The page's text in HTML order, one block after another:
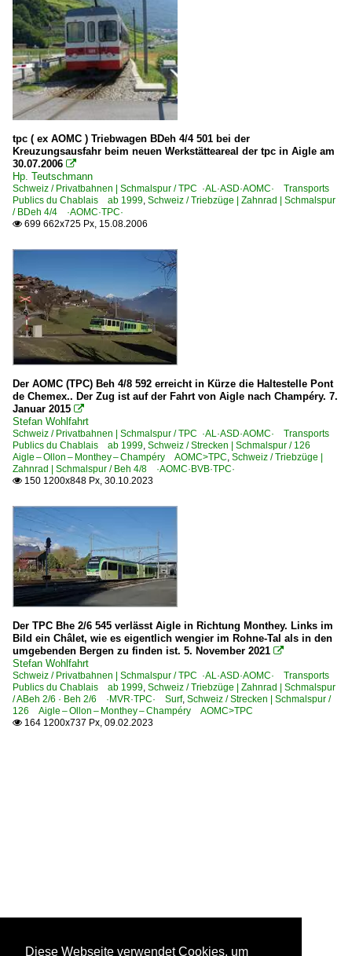
tpc ( ex AOMC ) Triebwagen BDeh 4/4 501 bei der
Kreuzungsausfahr beim neuen Werkstätteareal der tpc in Aigle am
30.07.2006 
Hp. Teutschmann
Schweiz / Privatbahnen | Schmalspur / TPC ·AL·ASD·AOMC· Transports
Publics du Chablais ab 1999, Schweiz / Triebzüge | Zahnrad | Schmalspur
/ BDeh 4/4 ·AOMC·TPC·
 699 662x725 Px, 15.08.2006
Der AOMC (TPC) Beh 4/8 592 erreicht in Kürze die Haltestelle Pont
de Chemex.. Der Zug ist auf der Fahrt von Aigle nach Champéry. 7.
Januar 2015 
Stefan Wohlfahrt
Schweiz / Privatbahnen | Schmalspur / TPC ·AL·ASD·AOMC· Transports
Publics du Chablais ab 1999, Schweiz / Strecken | Schmalspur / 126
Aigle – Ollon – Monthey – Champéry AOMC>TPC, Schweiz / Triebzüge |
Zahnrad | Schmalspur / Beh 4/8 ·AOMC·BVB·TPC·
 150 1200x848 Px, 30.10.2023
Der TPC Bhe 2/6 545 verlässt Aigle in Richtung Monthey. Links im
Bild ein Châlet, wie es eigentlich wengier im Rohne-Tal als in den
umgebenden Bergen zu finden ist. 5. November 2021 
Stefan Wohlfahrt
Schweiz / Privatbahnen | Schmalspur / TPC ·AL·ASD·AOMC· Transports
Publics du Chablais ab 1999, Schweiz / Triebzüge | Zahnrad | Schmalspur
/ ABeh 2/6 · Beh 2/6 ·MVR·TPC· Surf, Schweiz / Strecken | Schmalspur /
126 Aigle – Ollon – Monthey – Champéry AOMC>TPC
 164 1200x737 Px, 09.02.2023
Diese Webseite verwendet Cookies, um